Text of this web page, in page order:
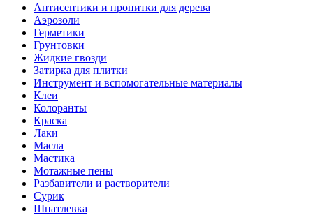
Антисептики и пропитки для дерева
Аэрозоли
Герметики
Грунтовки
Жидкие гвозди
Затирка для плитки
Инструмент и вспомогательные материалы
Клеи
Колоранты
Краска
Лаки
Масла
Мастика
Мотажные пены
Разбавители и растворители
Сурик
Шпатлевка